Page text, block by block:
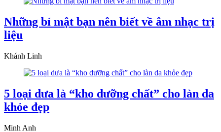
Những bí mật bạn nên biết về âm nhạc trị
liệu
Khánh Linh
5 loại dưa là “kho dưỡng chất” cho làn da
khỏe đẹp
Minh Anh